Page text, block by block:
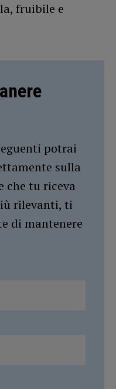
fruibile e
potrai
sulla
che tu riceva
rilevanti, ti
di mantenere